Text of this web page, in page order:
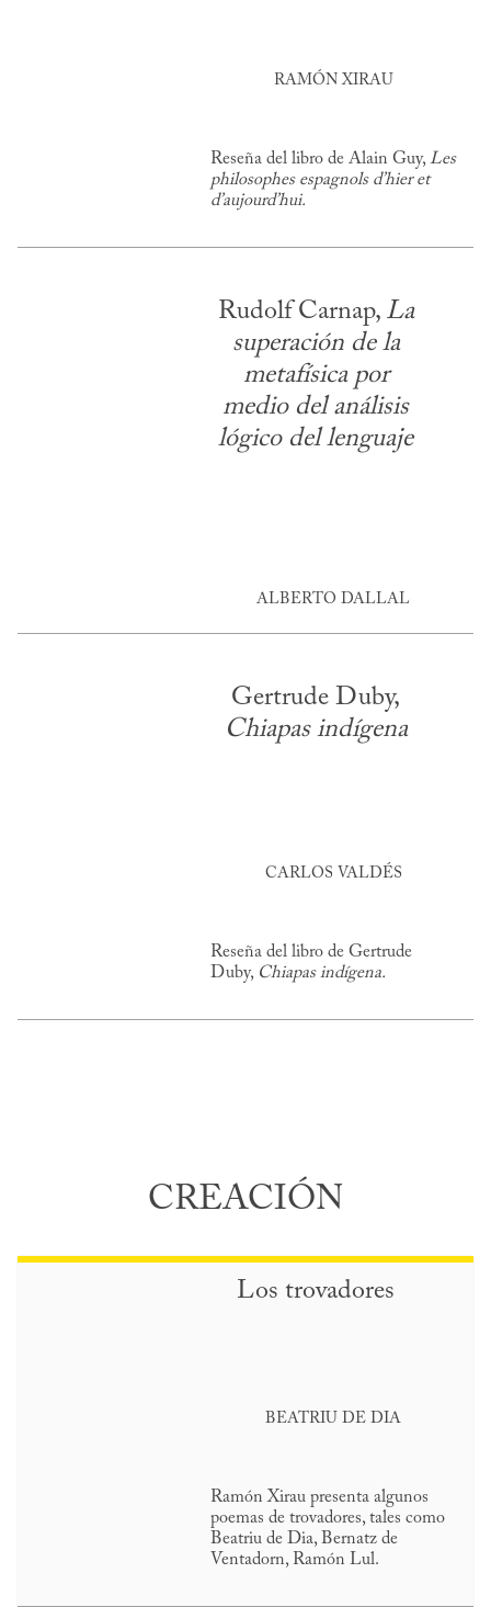
RAMÓN XIRAU
Reseña del libro de Alain Guy, Les
philosophes espagnols d’hier et
d’aujourd’hui.
Rudolf Carnap, La
superación de la
metafísica por
medio del análisis
lógico del lenguaje
ALBERTO DALLAL
Gertrude Duby,
Chiapas indígena
CARLOS VALDÉS
Reseña del libro de Gertrude
Duby, Chiapas indígena.
CREACIÓN
Los trovadores
BEATRIU DE DIA
Ramón Xirau presenta algunos
poemas de trovadores, tales como
Beatriu de Dia, Bernatz de
Ventadorn, Ramón Lul.